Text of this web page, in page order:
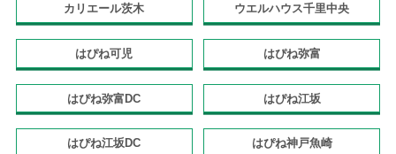
カリエール茨木 ウエルハウス千里中央
はぴね可児 はぴね弥富
はぴね弥富DC はぴね江坂
はぴね江坂DC はぴね神戸魚崎